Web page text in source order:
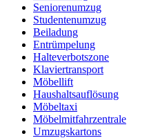
Seniorenumzug
Studentenumzug
Beiladung
Entrümpelung
Halteverbotszone
Klaviertransport
Möbellift
Haushaltsauflösung
Möbeltaxi
Möbelmitfahrzentrale
Umzugskartons